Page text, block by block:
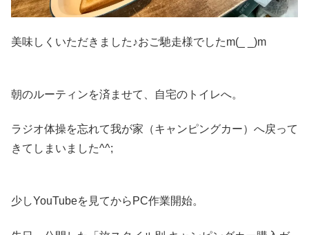
美味しくいただきました♪おご馳走様でしたm(_ _)m
朝のルーティンを済ませて、自宅のトイレへ。
ラジオ体操を忘れて我が家（キャンピングカー）へ戻って
きてしまいました^^;
少しYouTubeを見てからPC作業開始。